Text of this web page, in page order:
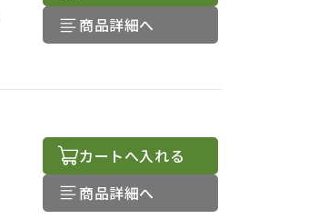
商品詳細へ
カートへ入れる
商品詳細へ